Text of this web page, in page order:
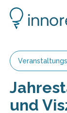
und